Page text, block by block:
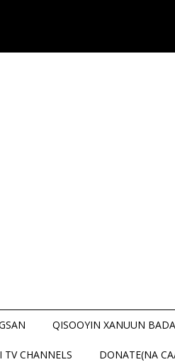
QISOOYIN XANUUN
TV CHANNELS DONATE(NA